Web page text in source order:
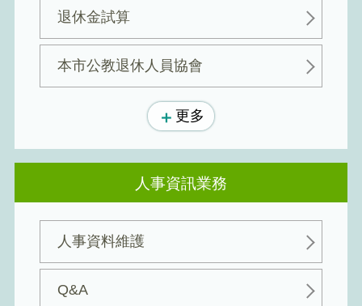
退休金試算
本市公教退休人員協會
更多
人事資訊業務
人事資料維護
Q&A